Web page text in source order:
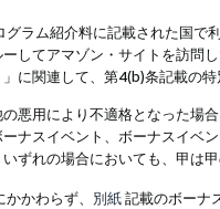
グラム紹介料に記載された国で
してアマゾン・サイトを訪問
に関連して、第4(b)条記載の
悪用により不適格となった場
ナスイベント、ボーナスイベ
ずれの場合においても、甲は
かかわらず、 別紙記載のボーナ